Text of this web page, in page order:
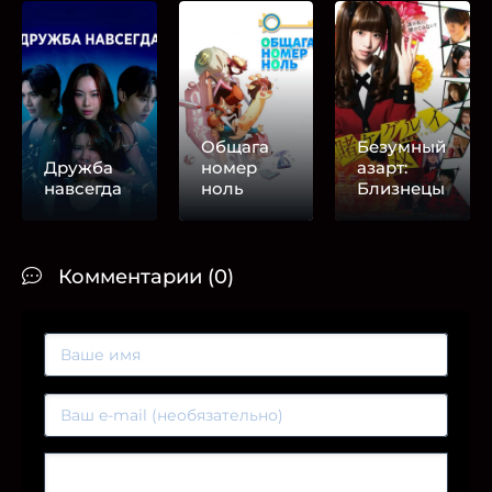
Дружба
навсегда
Общага
номер
ноль
Безумный
азарт:
Близнецы
Комментарии (0)